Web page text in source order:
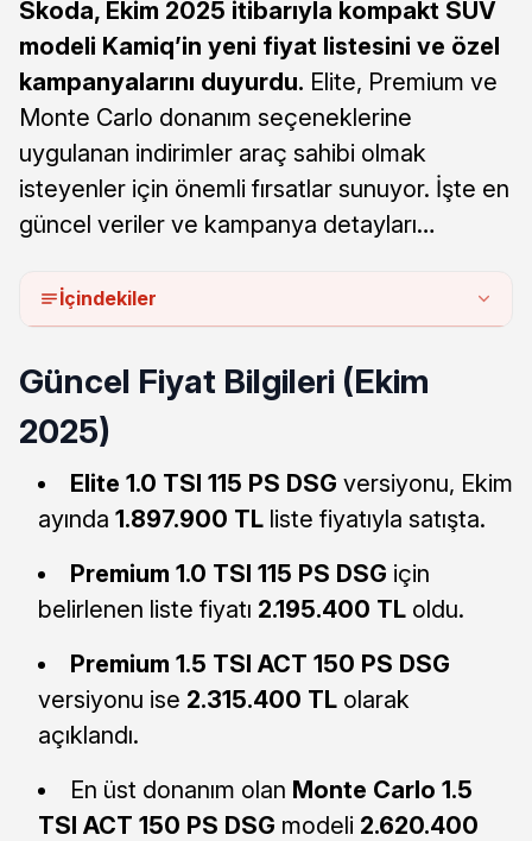
Skoda, Ekim 2025 itibarıyla kompakt SUV
modeli Kamiq’in yeni fiyat listesini ve özel
kampanyalarını duyurdu. Elite, Premium ve
Monte Carlo donanım seçeneklerine
uygulanan indirimler araç sahibi olmak
isteyenler için önemli fırsatlar sunuyor. İşte en
güncel veriler ve kampanya detayları…
İçindekiler
Güncel Fiyat Bilgileri (Ekim
2025)
Elite 1.0 TSI 115 PS DSG versiyonu, Ekim
ayında 1.897.900 TL liste fiyatıyla satışta.
Premium 1.0 TSI 115 PS DSG için
belirlenen liste fiyatı 2.195.400 TL oldu.
Premium 1.5 TSI ACT 150 PS DSG
versiyonu ise 2.315.400 TL olarak
açıklandı.
En üst donanım olan Monte Carlo 1.5
TSI ACT 150 PS DSG modeli 2.620.400